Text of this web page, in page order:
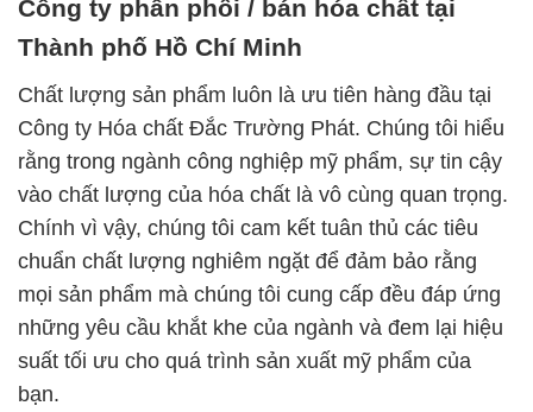
Công ty phân phối / bán hóa chất tại
Thành phố Hồ Chí Minh
Chất lượng sản phẩm luôn là ưu tiên hàng đầu tại
Công ty Hóa chất Đắc Trường Phát. Chúng tôi hiểu
rằng trong ngành công nghiệp mỹ phẩm, sự tin cậy
vào chất lượng của hóa chất là vô cùng quan trọng.
Chính vì vậy, chúng tôi cam kết tuân thủ các tiêu
chuẩn chất lượng nghiêm ngặt để đảm bảo rằng
mọi sản phẩm mà chúng tôi cung cấp đều đáp ứng
những yêu cầu khắt khe của ngành và đem lại hiệu
suất tối ưu cho quá trình sản xuất mỹ phẩm của
bạn.